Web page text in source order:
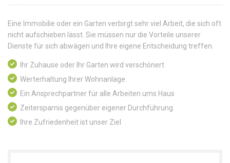
Eine Immobilie oder ein Garten verbirgt sehr viel Arbeit, die sich oft
nicht aufschieben lässt. Sie müssen nur die Vorteile unserer
Dienste für sich abwägen und Ihre eigene Entscheidung treffen.
Ihr Zuhause oder Ihr Garten wird verschönert
Werterhaltung Ihrer Wohnanlage
Ein Ansprechpartner für alle Arbeiten ums Haus
Zeitersparnis gegenüber eigener Durchführung
Ihre Zufriedenheit ist unser Ziel